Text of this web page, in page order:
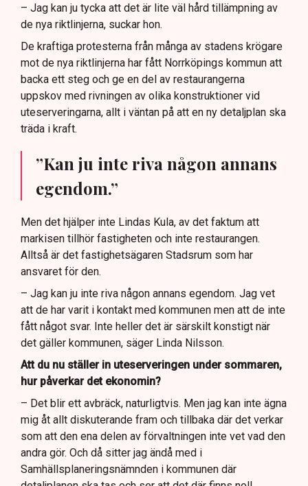
– Jag kan ju tycka att det är lite väl hård tillämpning av
de nya riktlinjerna, suckar hon.
De kraftiga protesterna från många av stadens krögare
mot de nya riktlinjerna har fått Norrköpings kommun att
backa ett steg och ge en del av restaurangerna
uppskov med rivningen av olika konstruktioner vid
uteserveringarna, allt i väntan på att en ny detaljplan ska
träda i kraft.
”Kan ju inte riva någon annans
egendom.”
Men det hjälper inte Lindas Kula, av det faktum att
markisen tillhör fastigheten och inte restaurangen.
Alltså är det fastighetsägaren Stadsrum som har
ansvaret för den.
– Jag kan ju inte riva någon annans egendom. Jag vet
att de har varit i kontakt med kommunen men att de inte
fått något svar. Inte heller det är särskilt konstigt när
det gäller kommunen, säger Linda Nilsson.
Att du nu ställer in uteserveringen under sommaren,
hur påverkar det ekonomin?
– Det blir ett avbräck, naturligtvis. Men jag kan inte ägna
mig åt allt diskuterande fram och tillbaka där det verkar
som att den ena delen av förvaltningen inte vet vad den
andra gör. Och då sitter jag ändå med i
Samhällsplaneringsnämnden i kommunen där